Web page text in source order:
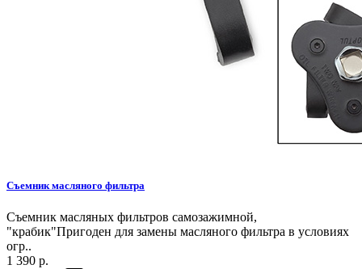
Съемник масляного фильтра
Съемник масляных фильтров самозажимной,
"крабик"Пригоден для замены масляного фильтра в условиях
огр..
1 390 р.